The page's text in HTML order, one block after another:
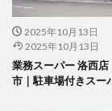
2025年10月13日
2025年10月13日
業務スーパー 洛西
市｜駐車場付きスー